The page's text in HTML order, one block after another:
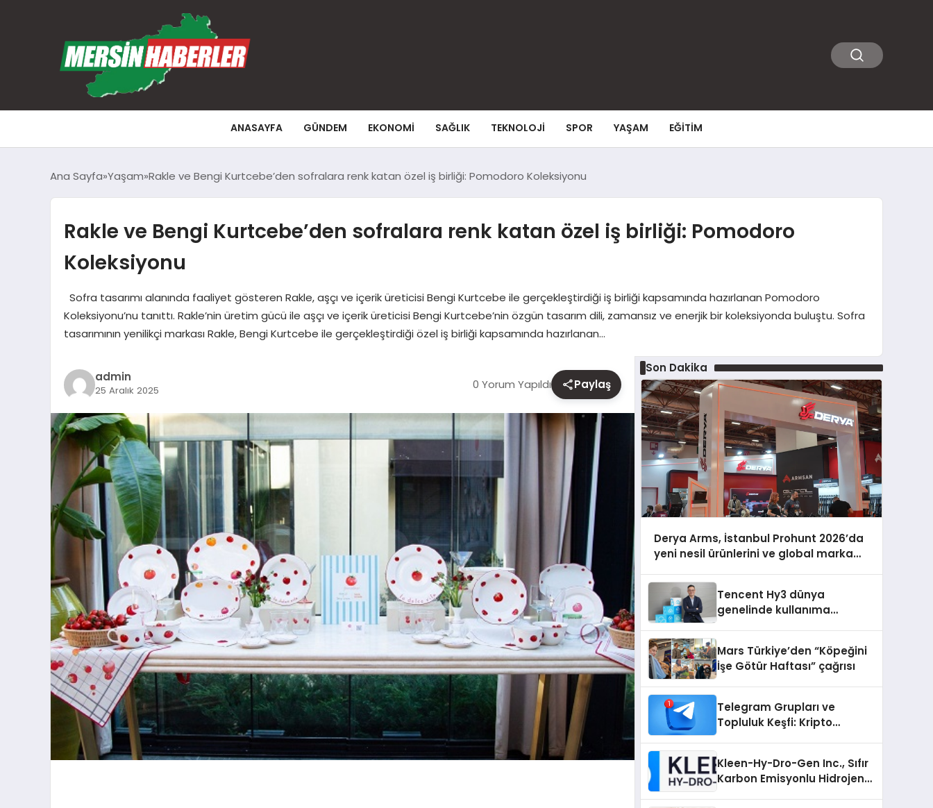
ANASAYFA GÜNDEM EKONOMI SAĞLIK TEKNOLOJI SPOR YAŞAM EĞITIM
Ana Sayfa Yaşam Rakle ve Bengi Kurtcebe’den sofralara renk katan özel iş birliği: Pomodoro Koleksiyonu
Rakle ve Bengi Kurtcebe’den sofralara renk katan özel iş birliği: Pomodoro
Koleksiyonu
Sofra tasarımı alanında faaliyet gösteren Rakle, aşçı ve içerik üreticisi Bengi Kurtcebe ile gerçekleştirdiği iş birliği kapsamında hazırlanan Pomodoro
Koleksiyonu’nu tanıttı. Rakle’nin üretim gücü ile aşçı ve içerik üreticisi Bengi Kurtcebe’nin özgün tasarım dili, zamansız ve enerjik bir koleksiyonda buluştu. Sofra
tasarımının yenilikçi markası Rakle, Bengi Kurtcebe ile gerçekleştirdiği özel iş birliği kapsamında hazırlanan…
admin
25 Aralık 2025 0 Yorum Yapıldı Paylaş
Son Dakika
Derya Arms, İstanbul Prohunt 2026’da
yeni nesil ürünlerini ve global marka
Tencent Hy3 dünya
genelinde kullanıma
Mars Türkiye’den “Köpeğini
İşe Götür Haftası” çağrısı
Telegram Grupları ve
Topluluk Keşfi: Kripto
Kleen-Hy-Dro-Gen Inc., Sıfır
Karbon Emisyonlu Hidrojen